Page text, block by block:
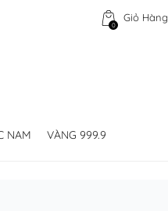
Giỏ Hàng
0
NAM VÀNG 999.9